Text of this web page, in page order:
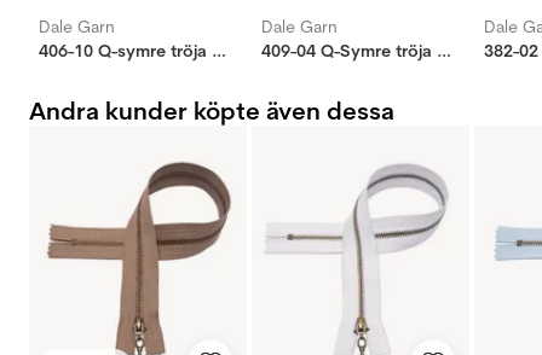
Dale Garn
406-10 Q-symre tröja majsgul
Dale Garn
409-04 Q-Symre tröja majsgul
Dale
382-
Andra kunder köpte även dessa